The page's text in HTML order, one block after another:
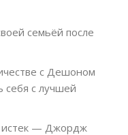
семьёй после
с Дешоном
себя с лучшей
истек — Джордж